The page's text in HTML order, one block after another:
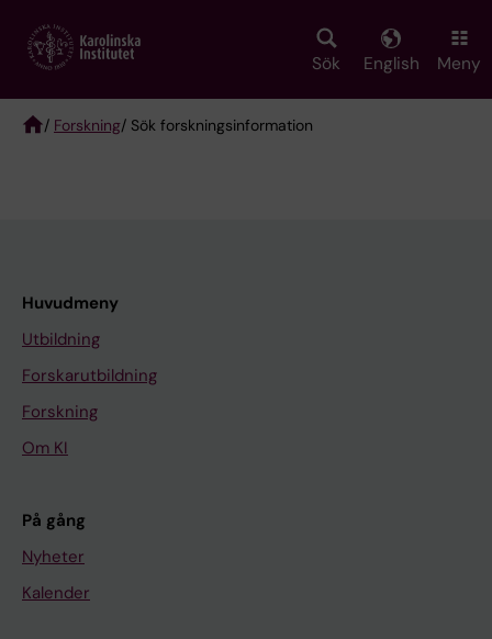
main
Sök English Meny
/ Forskning/ Sök forskningsinformation
Huvudmeny
Utbildning
Forskarutbildning
Forskning
Om KI
På gång
Nyheter
Kalender